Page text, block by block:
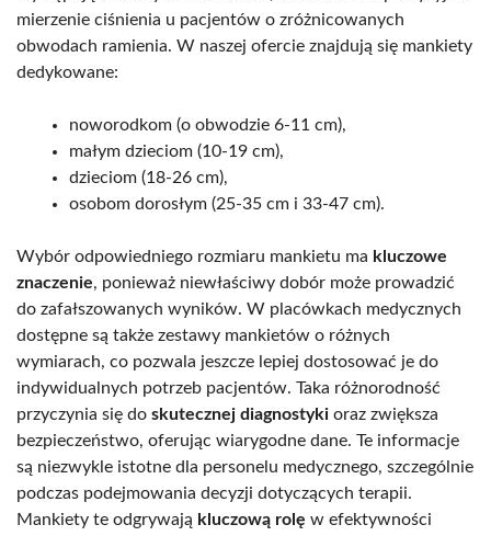
mierzenie ciśnienia u pacjentów o zróżnicowanych
obwodach ramienia. W naszej ofercie znajdują się mankiety
dedykowane:
noworodkom (o obwodzie 6-11 cm),
małym dzieciom (10-19 cm),
dzieciom (18-26 cm),
osobom dorosłym (25-35 cm i 33-47 cm).
Wybór odpowiedniego rozmiaru mankietu ma kluczowe
znaczenie, ponieważ niewłaściwy dobór może prowadzić
do zafałszowanych wyników. W placówkach medycznych
dostępne są także zestawy mankietów o różnych
wymiarach, co pozwala jeszcze lepiej dostosować je do
indywidualnych potrzeb pacjentów. Taka różnorodność
przyczynia się do skutecznej diagnostyki oraz zwiększa
bezpieczeństwo, oferując wiarygodne dane. Te informacje
są niezwykle istotne dla personelu medycznego, szczególnie
podczas podejmowania decyzji dotyczących terapii.
Mankiety te odgrywają kluczową rolę w efektywności